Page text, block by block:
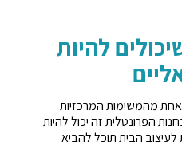
להיות
מהמשימות המרכזיות
הפרונטלית זה יכול להיות
לעיצוב הבית תוכל להביא